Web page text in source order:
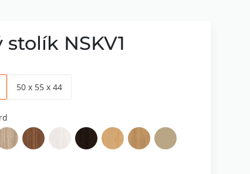
stolík NSKV1
50 x 55 x 44